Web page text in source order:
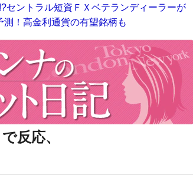
セントラル短資ＦＸベテランディーラーが
！高金利通貨の有望銘柄も
反応、